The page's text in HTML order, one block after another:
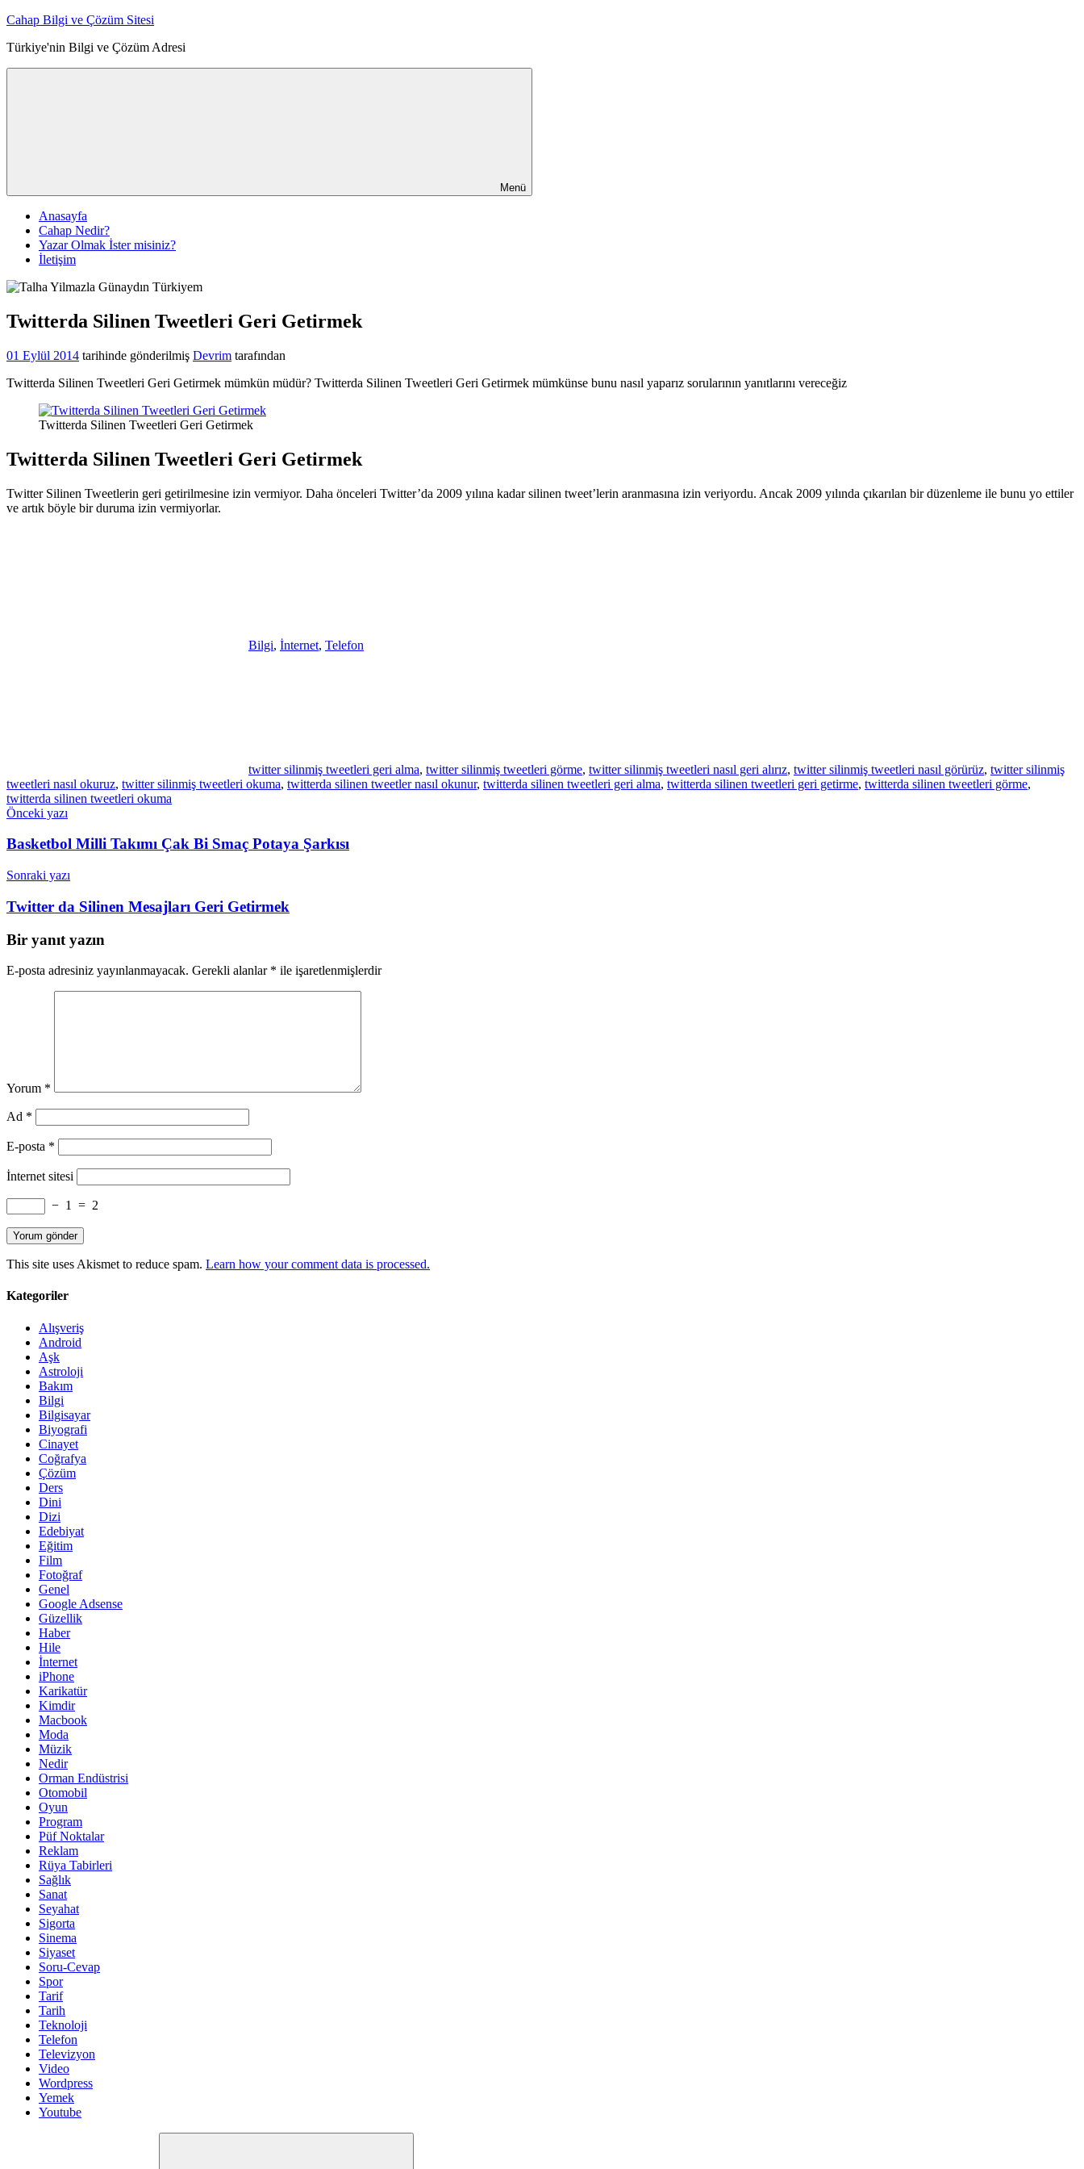
İçeriğe
Cahap Bilgi ve Çözüm Sitesi
Türkiye'nin Bilgi ve Çözüm Adresi
Menü
Anasayfa
Cahap Nedir?
Yazar Olmak İster misiniz?
İletişim
Twitterda Silinen Tweetleri Geri Getirmek
01 Eylül 2014 tarihinde gönderilmiş Devrim tarafından
Twitterda Silinen Tweetleri Geri Getirmek mümkün müdür? Twitterda Silinen Tweetleri Geri Getirmek mümkünse bunu nasıl yaparız sorularının yanıtlarını vereceğiz
Twitterda Silinen Tweetleri Geri Getirmek
Twitterda Silinen Tweetleri Geri Getirmek
Twitter Silinen Tweetlerin geri getirilmesine izin vermiyor. Daha önceleri Twitter’da 2009 yılına kadar silinen tweet’lerin aranmasına izin veriyordu. Ancak 2009 yılında çıkarılan bir düzenleme ile bunu yo ettiler
ve artık böyle bir duruma izin vermiyorlar.
Bilgi, İnternet, Telefon
twitter silinmiş tweetleri geri alma, twitter silinmiş tweetleri görme, twitter silinmiş tweetleri nasıl geri alırız, twitter silinmiş tweetleri nasıl görürüz, twitter silinmiş
tweetleri nasıl okuruz, twitter silinmiş tweetleri okuma, twitterda silinen tweetler nasıl okunur, twitterda silinen tweetleri geri alma, twitterda silinen tweetleri geri getirme, twitterda silinen tweetleri görme,
twitterda silinen tweetleri okuma
Yazı
gezinmesi
Önceki yazı
Basketbol Milli Takımı Çak Bi Smaç Potaya Şarkısı
Sonraki yazı
Twitter da Silinen Mesajları Geri Getirmek
Bir yanıt yazın
E-posta adresiniz yayınlanmayacak. Gerekli alanlar * ile işaretlenmişlerdir
Yorum *
Ad *
E-posta *
İnternet sitesi
− 1 = 2
This site uses Akismet to reduce spam. Learn how your comment data is processed.
Kategoriler
Alışveriş
Android
Aşk
Astroloji
Bakım
Bilgi
Bilgisayar
Biyografi
Cinayet
Coğrafya
Çözüm
Ders
Dini
Dizi
Edebiyat
Eğitim
Film
Fotoğraf
Genel
Google Adsense
Güzellik
Haber
Hile
İnternet
iPhone
Karikatür
Kimdir
Macbook
Moda
Müzik
Nedir
Orman Endüstrisi
Otomobil
Oyun
Program
Püf Noktalar
Reklam
Rüya Tabirleri
Sağlık
Sanat
Seyahat
Sigorta
Sinema
Siyaset
Soru-Cevap
Spor
Tarif
Tarih
Teknoloji
Telefon
Televizyon
Video
Wordpress
Yemek
Youtube